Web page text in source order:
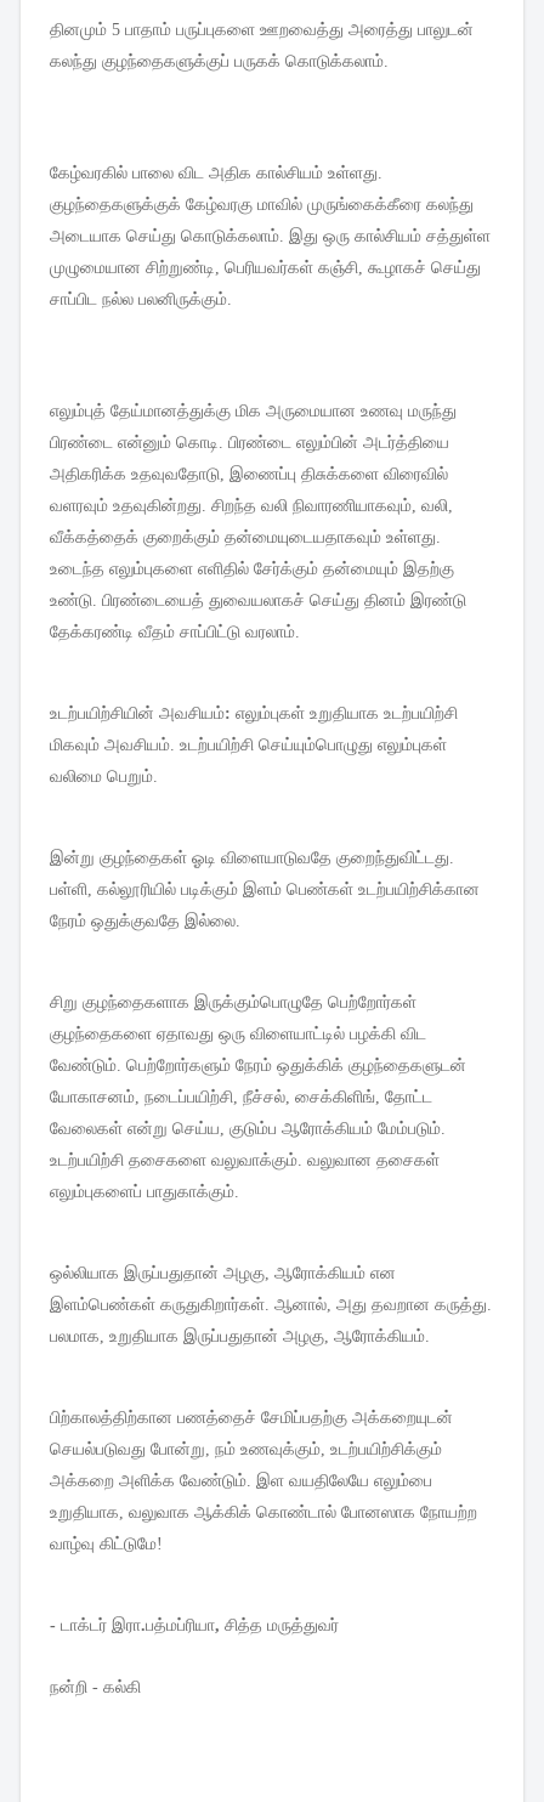
தினமும் 5 பாதாம் பருப்புகளை ஊறவைத்து அரைத்து பாலுடன்
கலந்து குழந்தைகளுக்குப் பருகக் கொடுக்கலாம்.
கேழ்வரகில் பாலை விட அதிக கால்சியம் உள்ளது.
குழந்தைகளுக்குக் கேழ்வரகு மாவில் முருங்கைக்கீரை கலந்து
அடையாக செய்து கொடுக்கலாம். இது ஒரு கால்சியம் சத்துள்ள
முழுமையான சிற்றுண்டி, பெரியவர்கள் கஞ்சி, கூழாகச் செய்து
சாப்பிட நல்ல பலனிருக்கும்.
எலும்புத் தேய்மானத்துக்கு மிக அருமையான உணவு மருந்து
பிரண்டை என்னும் கொடி. பிரண்டை எலும்பின் அடர்த்தியை
அதிகரிக்க உதவுவதோடு, இணைப்பு திசுக்களை விரைவில்
வளரவும் உதவுகின்றது. சிறந்த வலி நிவாரணியாகவும், வலி,
வீக்கத்தைக் குறைக்கும் தன்மையுடையதாகவும் உள்ளது.
உடைந்த எலும்புகளை எளிதில் சேர்க்கும் தன்மையும் இதற்கு
உண்டு. பிரண்டையைத் துவையலாகச் செய்து தினம் இரண்டு
தேக்கரண்டி வீதம் சாப்பிட்டு வரலாம்.
உடற்பயிற்சியின் அவசியம்: எலும்புகள் உறுதியாக உடற்பயிற்சி
மிகவும் அவசியம். உடற்பயிற்சி செய்யும்பொழுது எலும்புகள்
வலிமை பெறும்.
இன்று குழந்தைகள் ஓடி விளையாடுவதே குறைந்துவிட்டது.
பள்ளி, கல்லூரியில் படிக்கும் இளம் பெண்கள் உடற்பயிற்சிக்கான
நேரம் ஒதுக்குவதே இல்லை.
சிறு குழந்தைகளாக இருக்கும்பொழுதே பெற்றோர்கள்
குழந்தைகளை ஏதாவது ஒரு விளையாட்டில் பழக்கி விட
வேண்டும். பெற்றோர்களும் நேரம் ஒதுக்கிக் குழந்தைகளுடன்
யோகாசனம், நடைப்பயிற்சி, நீச்சல், சைக்கிளிங், தோட்ட
வேலைகள் என்று செய்ய, குடும்ப ஆரோக்கியம் மேம்படும்.
உடற்பயிற்சி தசைகளை வலுவாக்கும். வலுவான தசைகள்
எலும்புகளைப் பாதுகாக்கும்.
ஒல்லியாக இருப்பதுதான் அழகு, ஆரோக்கியம் என
இளம்பெண்கள் கருதுகிறார்கள். ஆனால், அது தவறான கருத்து.
பலமாக, உறுதியாக இருப்பதுதான் அழகு, ஆரோக்கியம்.
பிற்காலத்திற்கான பணத்தைச் சேமிப்பதற்கு அக்கறையுடன்
செயல்படுவது போன்று, நம் உணவுக்கும், உடற்பயிற்சிக்கும்
அக்கறை அளிக்க வேண்டும். இள வயதிலேயே எலும்பை
உறுதியாக, வலுவாக ஆக்கிக் கொண்டால் போனஸாக நோயற்ற
வாழ்வு கிட்டுமே!
- டாக்டர் இரா.பத்மப்ரியா, சித்த மருத்துவர்
நன்றி - கல்கி